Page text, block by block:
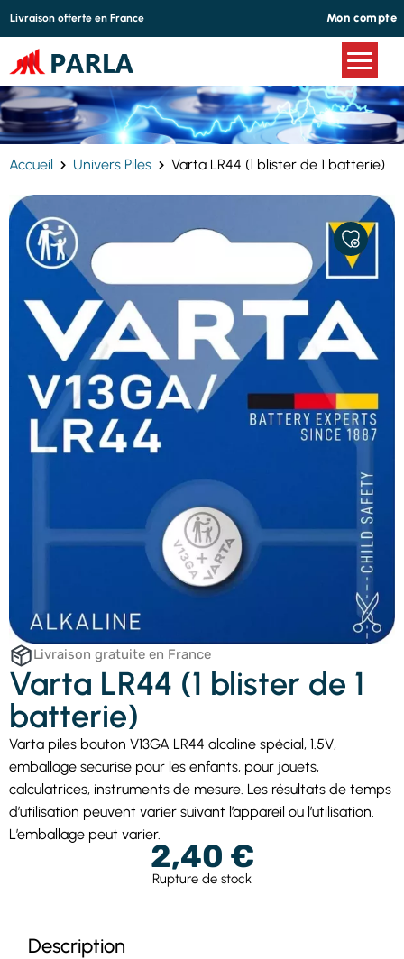
Livraison offerte en France Mon compte
Accueil Univers Piles Varta LR44 (1 blister de 1 batterie)
AJOUTER
À
MES
FAVORIS
Livraison gratuite en France
Varta LR44 (1 blister de 1
batterie)
Varta piles bouton V13GA LR44 alcaline spécial, 1.5V,
emballage securise pour les enfants, pour jouets,
calculatrices, instruments de mesure. Les résultats de temps
d’utilisation peuvent varier suivant l’appareil ou l’utilisation.
L’emballage peut varier.
2,40 €
Rupture de stock
Description
Panneau de gestion des cookies